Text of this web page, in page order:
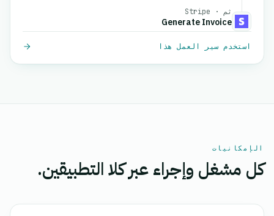
ثم · Stripe
Generate Invoice
استخدم سير العمل هذا
الإمكانيات
كل مشغل وإجراء عبر كلا التطبيقين.